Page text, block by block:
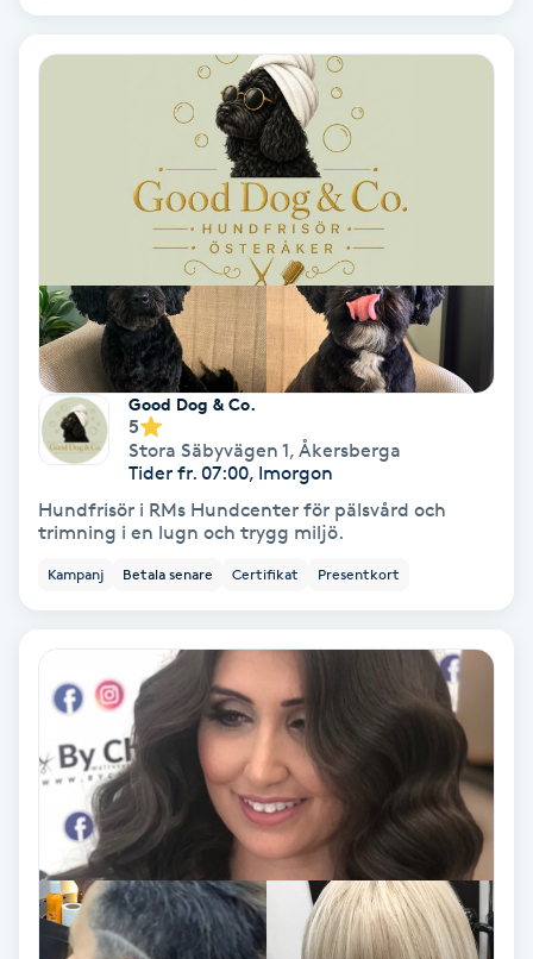
Fettreducering
Fillers
Fotmassage
Fotsvamp
Fotvård
Fransar
Fransborttagning
Fransfärgning
Fransförlängning
Fransförlängning Megavolym
Fransförlängning Volym
Good Dog & Co.
5
Stora Säbyvägen 1, Åkersberga
Tider fr. 07:00, Imorgon
Hundfrisör i RMs Hundcenter för pälsvård och
trimning i en lugn och trygg miljö.
Kampanj Betala senare Certifikat Presentkort